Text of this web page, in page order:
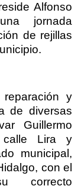
Alfonso
jornada
de rejillas
y
de diversas
Guillermo
calle Lira y
municipal,
con el
correcto